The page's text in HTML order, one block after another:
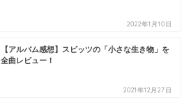
2022年1月10日
【アルバム感想】スピッツの「小さな生き物」を
全曲レビュー！
2021年12月27日